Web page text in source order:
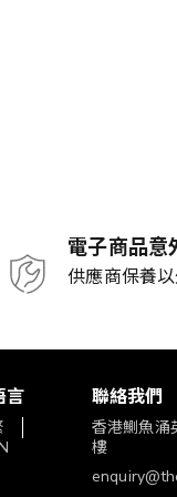
電子商品意
供應商保養
言 聯絡我們
香港鰂魚涌
樓